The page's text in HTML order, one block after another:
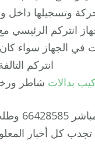
وتسجيلها
انتركم الرئيسي مع 6 شاشات موزعة داخل
الجهاز سواء كان
انتركم
بدالات شاطر
كل أخبار